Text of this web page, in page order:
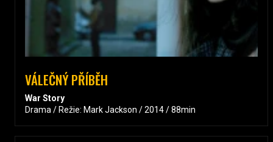
VÁLEČNÝ PŘÍBĚH
War Story
Drama / Režie: Mark Jackson / 2014 / 88min